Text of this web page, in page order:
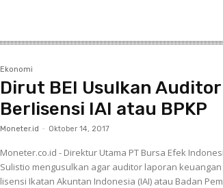
Ekonomi
Dirut BEI Usulkan Auditor
Berlisensi IAI atau BPKP
Moneter.id - Oktober 14, 2017
Moneter.co.id - Direktur Utama PT Bursa Efek
Sulistio mengusulkan agar auditor laporan keuangan
lisensi Ikatan Akuntan Indonesia (IAI) atau Badan